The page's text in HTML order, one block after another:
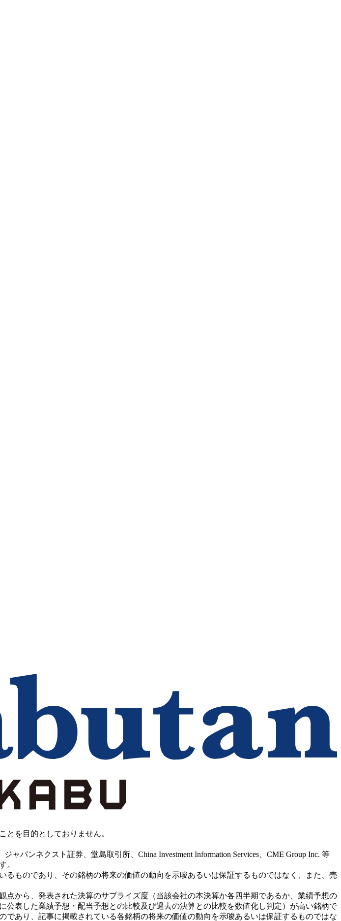
とを目的としておりません。
パンネクスト証券、堂島取引所、China Investment Information Services、CME Group Inc. 等
。
ものであり、その銘柄の将来の価値の動向を示唆あるいは保証するものではなく、また、売
から、発表された決算のサプライズ度（当該会社の本決算か各四半期であるか、業績予想の
表した業績予想・配当予想との比較及び過去の決算との比較を数値化し判定）が高い銘柄で
あり、記事に掲載されている各銘柄の将来の価値の動向を示唆あるいは保証するものではな